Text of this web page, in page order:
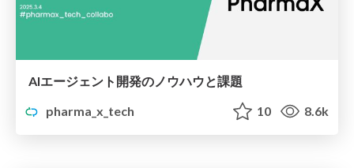
AIエージェント開発のノウハウと課題
pharma_x_tech
10 8.6k